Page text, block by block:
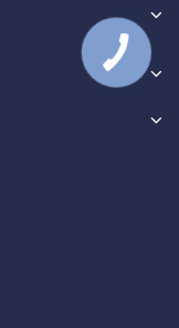
анодована
впливів
або
переробки